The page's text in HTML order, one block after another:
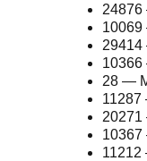
29414
28 —